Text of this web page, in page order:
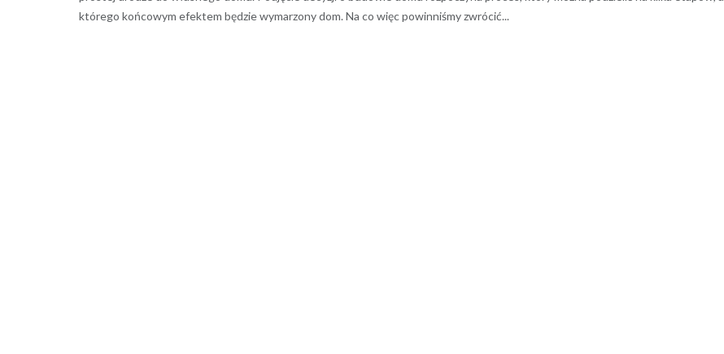
którego końcowym efektem będzie wymarzony dom. Na co więc powinniśmy zwrócić...